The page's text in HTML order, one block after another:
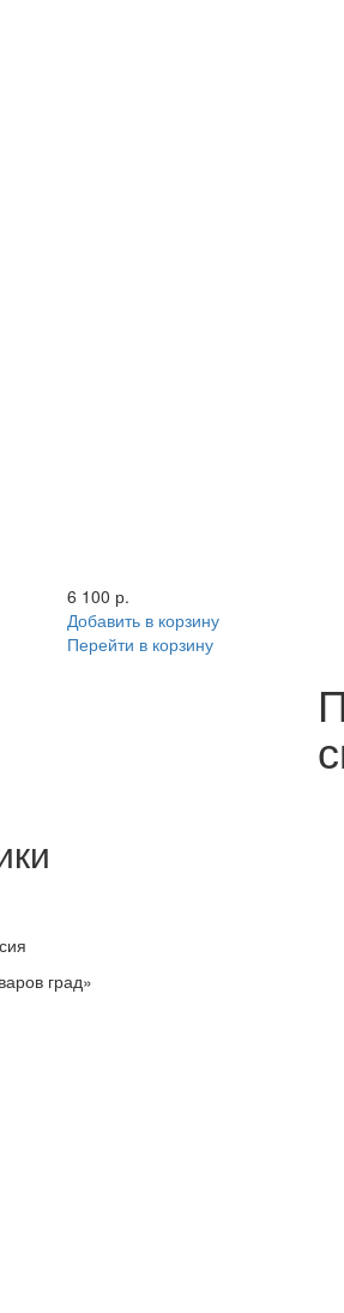
6 100 р.
Добавить в корзину
Перейти в корзину
град»